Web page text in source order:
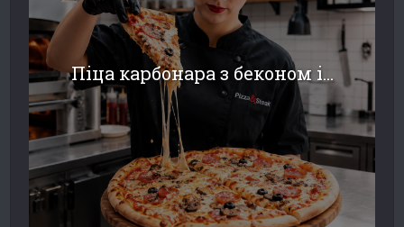
Піца карбонара з беконом і...